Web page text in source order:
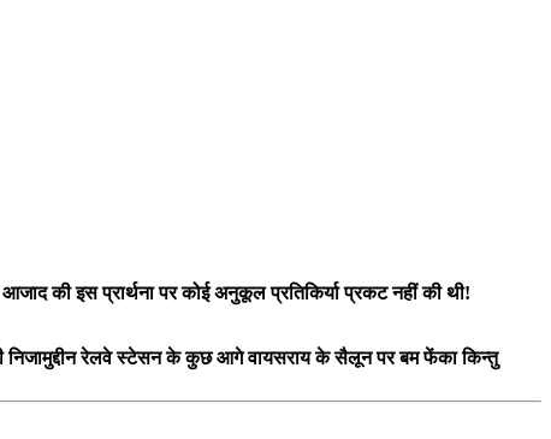
की इस प्रार्थना पर कोई अनुकूल प्रतिकिर्या प्रकट नहीं की थी!
निजामुद्दीन रेलवे स्टेसन के कुछ आगे वायसराय के सैलून पर बम फेंका किन्तु